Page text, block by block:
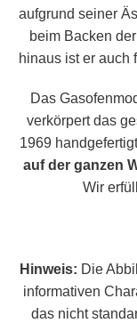
aufgrund seiner
beim Backen
hinaus ist er auch
Das
verkörpert das
1969
auf der ganzen
Wir
Hinweis: Die
informativen
das nicht